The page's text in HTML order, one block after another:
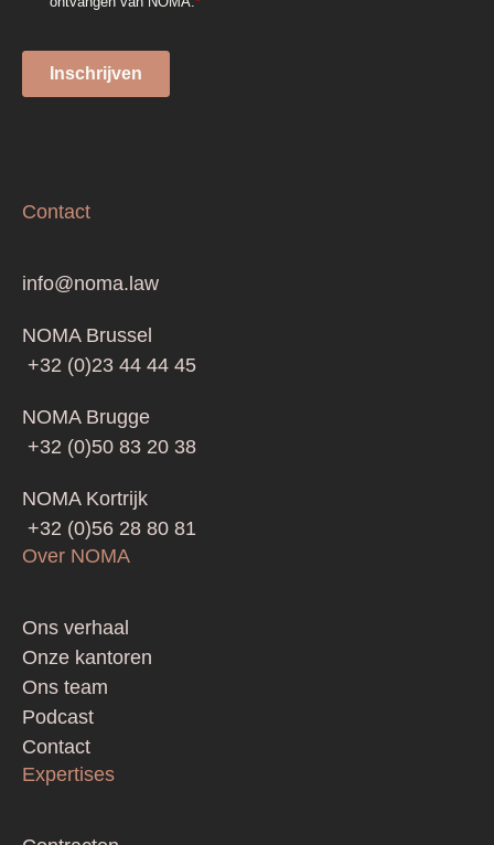
Contact
info@noma.law
NOMA Brussel
+32 (0)23 44 44 45
NOMA Brugge
+32 (0)50 83 20 38
NOMA Kortrijk
+32 (0)56 28 80 81
Over NOMA
Footer
Ons verhaal
Onze kantoren
Ons team
Podcast
Contact
Expertises